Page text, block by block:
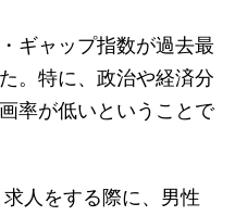
ギャップ指数が過去最
。特に、政治や経済分
率が低いということで
求人をする際に、男性